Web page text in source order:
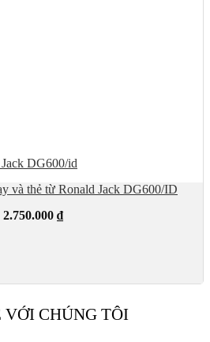
và thẻ từ Ronald Jack DG600/ID
2.750.000 ₫
VỚI CHÚNG TÔI